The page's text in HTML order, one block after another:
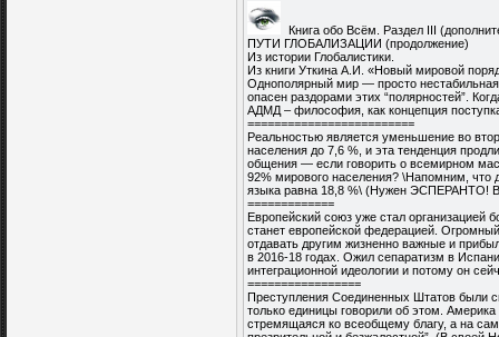
Книга обо Всём. Раздел III
ПУТИ ГЛОБАЛИЗАЦИИ (продолжение)
Из истории Глобалистики.
Из книги Уткина А.И. «Новый мировой
Однополярный мир — просто
опасен раздорами этих “полярностей”.
АДМД – философия, как концепция
=========================
Реальностью является уменьшение во
населения до 7,6 %, и эта тенденция
общения — если говорить о всемирном
92% мирового населения? \Напомним, что
языка равна 18,8 %\ (Нужен ЭСПЕРАНТО!
=============
Европейский союз уже стал
станет европейской федерацией.
отдавать другим жизненно важные и
в 2016-18 годах. Ожил сепаратизм в
интеграционной идеологии и потому он
=================
Преступления Соединенных Штатов были
только единицы говорили об этом.
стремящаяся ко всеобщему благу, а на